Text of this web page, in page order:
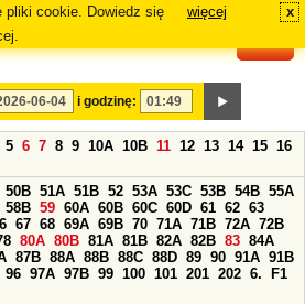
pliki cookie. Dowiedz się
więcej x
i godzinę:
5 6 7 8 9 10A 10B 11 12 13 14 15 16
50B 51A 51B 52 53A 53C 53B 54B 55A
58B 59 60A 60B 60C 60D 61 62 63
67 68 69A 69B 70 71A 71B 72A 72B
80A 80B 81A 81B 82A 82B 83 84A
87B 88A 88B 88C 88D 89 90 91A 91B
96 97A 97B 99 100 101 201 202 6.
F1